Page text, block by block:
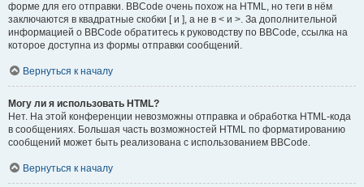
форме для его отправки. BBCode очень похож на HTML, но теги в нём
заключаются в квадратные скобки [ и ], а не в < и >. За дополнительной
информацией о BBCode обратитесь к руководству по BBCode, ссылка на
которое доступна из формы отправки сообщений.
Вернуться к началу
Могу ли я использовать HTML?
Нет. На этой конференции невозможны отправка и обработка HTML-кода
в сообщениях. Большая часть возможностей HTML по форматированию
сообщений может быть реализована с использованием BBCode.
Вернуться к началу